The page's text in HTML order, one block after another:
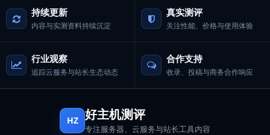
持续更新
内容与实测资料持续沉淀
真实测评
关注性能、价格与使用体验
行业观察
追踪云服务与站长生态动态
合作支持
收录、投稿与商务合作响应
HZ 好主机测评
专注服务器、云服务与站长工具内容